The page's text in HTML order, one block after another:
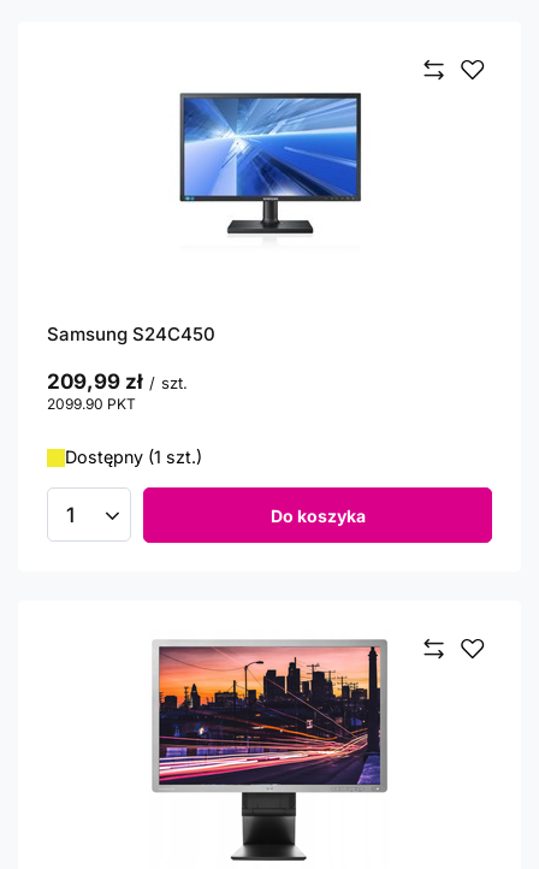
Samsung S24C450
209,99 zł / szt.
2099.90 PKT
Dostępny (1 szt.)
Ilość produktów Do koszyka